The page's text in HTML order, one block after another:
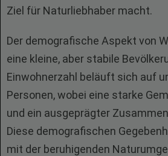
Ziel für Naturliebhaber macht.
Der demografische Aspekt von
eine kleine, aber stabile
Einwohnerzahl beläuft sich auf
Personen, wobei eine starke
und ein ausgeprägter
Diese demografischen
mit der beruhigenden